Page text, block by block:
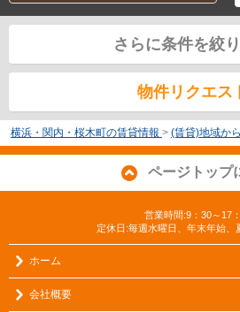
さらに条件を絞
物件リクエス
横浜・関内・桜木町の賃貸情報 > (賃貸)地域か
ページトップ
営業時間:9：30～17
定休日:毎週水曜日、年末年始、
ホーム
会社概要